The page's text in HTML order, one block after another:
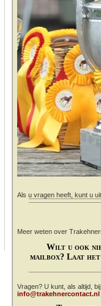
Als u vragen heeft, kunt u
Meer weten over
Wilt u ook
mailbox? Laat
Vragen? U kunt, als altijd,
info@trakehnercontact.nl